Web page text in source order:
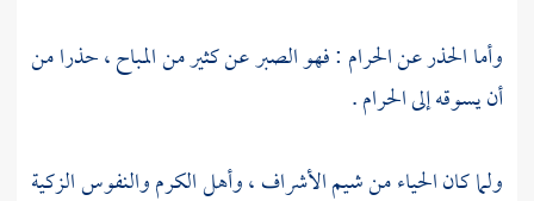
وأما الحذر عن الحرام : فهو الصبر عن كثير من المباح ، حذرا من
أن يسوقه إلى الحرام .
ولما كان الحياء من شيم الأشراف ، وأهل الكرم والنفوس الزكية